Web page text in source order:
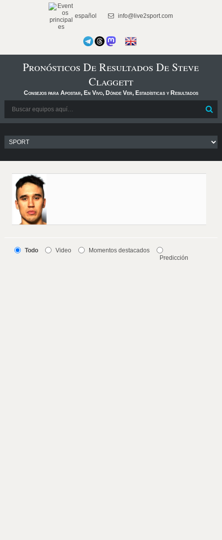
español info@live2sport.com
Pronósticos De Resultados De Steve
Claggett
Consejos para Apostar, En Vivo, Dónde Ver, Estadísticas y Resultados
Todo Video
Momentos destacados
Predicción